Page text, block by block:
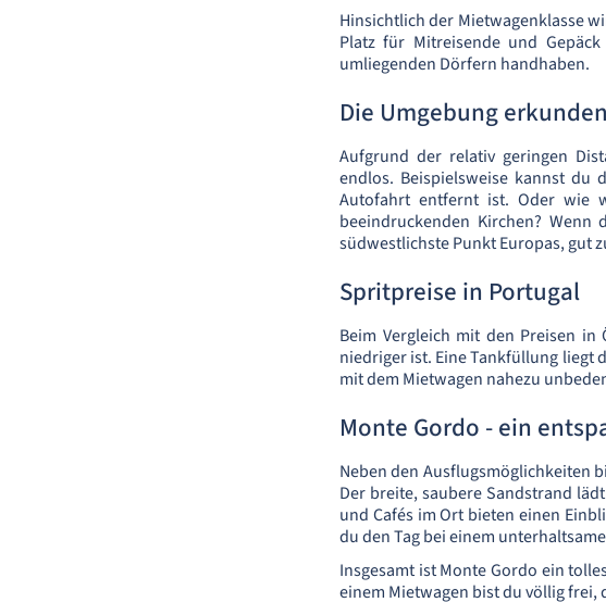
Hinsichtlich der Mietwagenklasse
Platz für Mitreisende und
umliegenden Dörfern handhaben.
Die Umgebung erkunden
Aufgrund der relativ geringen
endlos. Beispielsweise kannst du
Autofahrt entfernt ist. Oder wie
beeindruckenden Kirchen?
südwestlichste Punkt Europas, gut
Spritpreise in Portugal
Beim Vergleich mit den Preisen
niedriger ist. Eine Tankfüllung liegt
mit dem Mietwagen nahezu
Monte Gordo - ein
Neben den Ausflugsmöglichkeiten
Der breite, saubere Sandstrand
und Cafés im Ort bieten einen
du den Tag bei einem
Insgesamt ist Monte Gordo ein
einem Mietwagen bist du völlig frei,